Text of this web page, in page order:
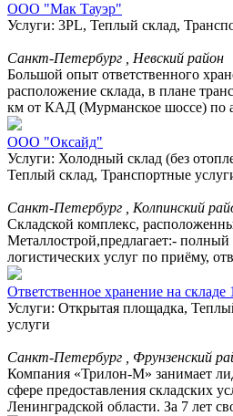
ООО "Мак Тауэр"
Услуги: 3PL, Теплый склад,
Санкт-Петербург , Невский район
Большой опыт ответственного
расположение склада, в плане
км от КАД (Мурманское шоссе) по
ООО "Оксайд"
Услуги: Холодный склад (без
Теплый склад, Транспортные
Санкт-Петербург , Колпинский
Складской комплекс,
Металлострой,предлагает:- полный
логистических услуг по приёму,
Ответственное хранение на складе
Услуги: Открытая площадка,
услуги
Санкт-Петербург , Фрунзенский
Компания «Трилон-М» занимает
сфере предоставления складских
Ленинградской области. За 7 лет